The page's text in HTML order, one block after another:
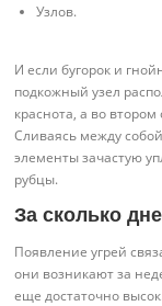
Узлов.
И если бугорок и
подкожный узел
краснота, а во
Сливаясь между
элементы зачастую
рубцы.
За сколько
Появление угрей
они возникают за
еще достаточно